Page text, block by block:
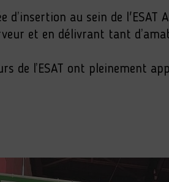
d’insertion au sein de
et en délivrant tant
de l’ESAT ont pleinement